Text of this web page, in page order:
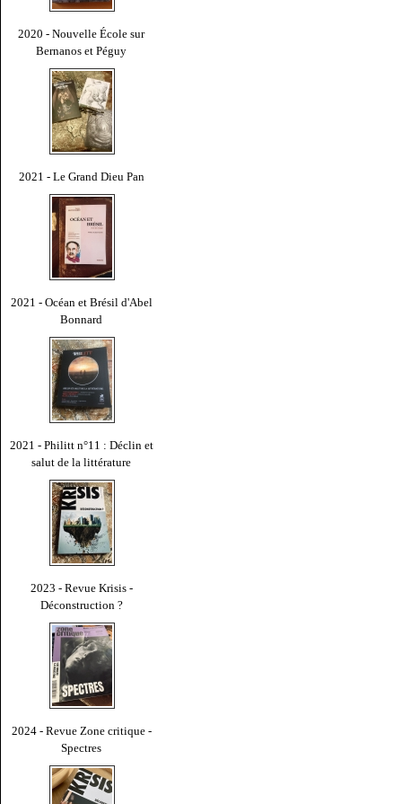
2020 - Nouvelle École sur
Bernanos et Péguy
2021 - Le Grand Dieu Pan
2021 - Océan et Brésil d'Abel
Bonnard
2021 - Philitt n°11 : Déclin et
salut de la littérature
2023 - Revue Krisis -
Déconstruction ?
2024 - Revue Zone critique -
Spectres